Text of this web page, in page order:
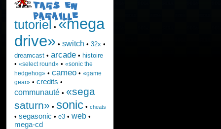
TAGS EN
PAGAILLE
tutoriel • «mega
drive» • switch • 32x •
dreamcast• arcade• histoire
• «select round»• «sonic the
hedgehog»• cameo• «game
gear»• credits •
communauté• «sega
saturn» • sonic• cheats
• segasonic • e3• web•
mega-cd